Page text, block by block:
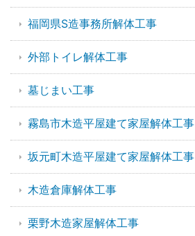
福岡県S造事務所解体工事
外部トイレ解体工事
墓じまい工事
霧島市木造平屋建て家屋解体工事
坂元町木造平屋建て家屋解体工事
木造倉庫解体工事
栗野木造家屋解体工事